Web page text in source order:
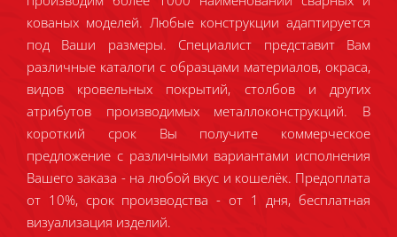
кованых моделей. Любые конструкции адаптируется
под Ваши размеры. Специалист представит Вам
различные каталоги с образцами материалов, окраса,
видов кровельных покрытий, столбов и других
атрибутов производимых металлоконструкций. В
короткий срок Вы получите коммерческое
предложение с различными вариантами исполнения
Вашего заказа - на любой вкус и кошелёк. Предоплата
от 10%, срок производства - от 1 дня, бесплатная
визуализация изделий.